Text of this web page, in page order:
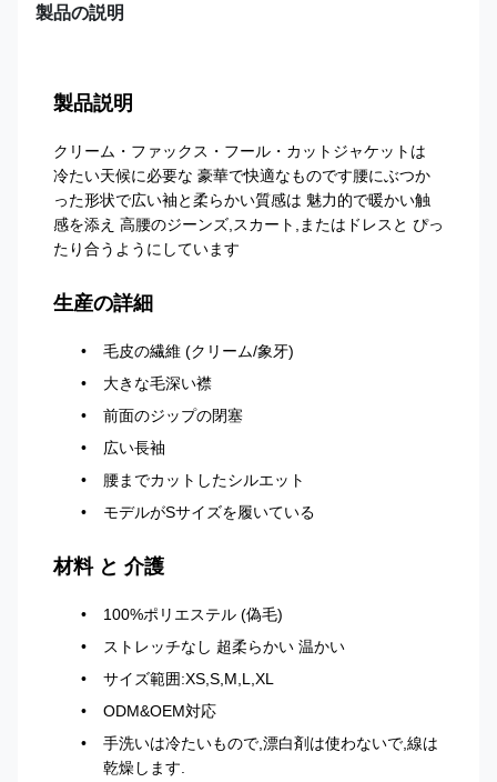
製品の説明
製品説明
クリーム・ファックス・フール・カットジャケットは
冷たい天候に必要な 豪華で快適なものです腰にぶつか
った形状で広い袖と柔らかい質感は 魅力的で暖かい触
感を添え 高腰のジーンズ,スカート,またはドレスと ぴっ
たり合うようにしています
生産の詳細
毛皮の繊維 (クリーム/象牙)
大きな毛深い襟
前面のジップの閉塞
広い長袖
腰までカットしたシルエット
モデルがSサイズを履いている
材料 と 介護
100%ポリエステル (偽毛)
ストレッチなし 超柔らかい 温かい
サイズ範囲:XS,S,M,L,XL
ODM&OEM対応
手洗いは冷たいもので,漂白剤は使わないで,線は
乾燥します.